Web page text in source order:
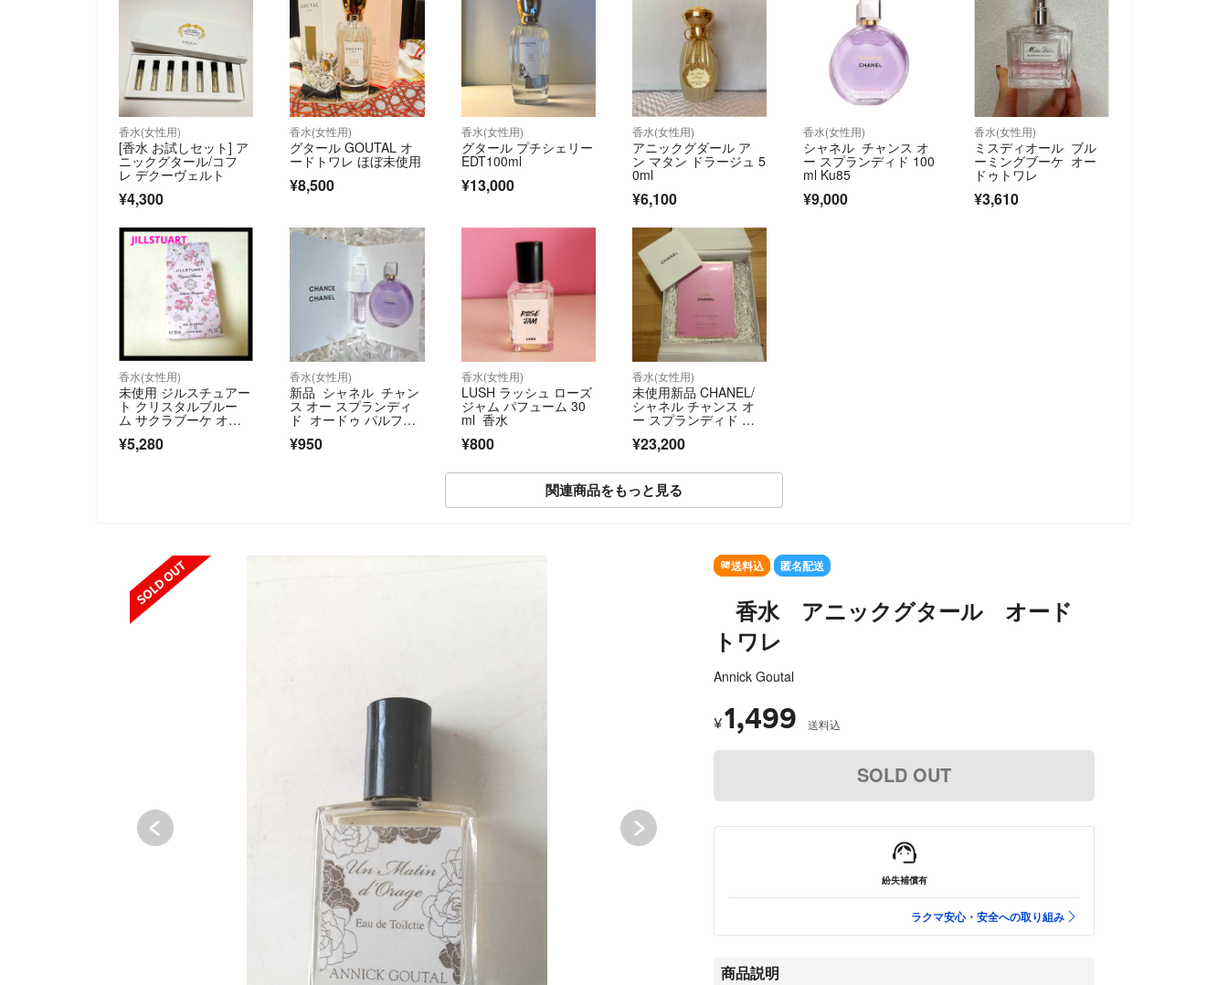
香水(女性用)
[香水 お試しセット] ア
ニックグタール/コフ
レ デクーヴェルト
¥4,300
香水(女性用)
グタール GOUTAL オ
ードトワレ ほぼ未使用
¥8,500
香水(女性用)
グタール プチシェリー
EDT100ml
¥13,000
香水(女性用)
アニックグダール ア
ン マタン ドラージュ 5
0ml
¥6,100
香水(女性用)
シャネル チャンス オ
ー スプランディド 100
ml Ku85
¥9,000
香水(女性用)
ミスディオール ブル
ーミングブーケ オー
ドゥトワレ
¥3,610
香水(女性用)
未使用 ジルスチュアー
ト クリスタルブルー
ム サクラブーケ オー
¥5,280
香水(女性用)
新品 シャネル チャン
ス オー スプランディ
ド オードゥ パルファ
¥950
香水(女性用)
LUSH ラッシュ ローズ
ジャム パフューム 30
ml 香水
¥800
香水(女性用)
未使用新品 CHANEL/
シャネル チャンス オ
ー スプランディド オ
¥23,200
関連商品をもっと見る
SOLD OUT
送料込 匿名配送
香水 アニックグタール オード
トワレ
Annick Goutal
¥1,499 送料込
SOLD OUT
紛失補償有
ラクマ安心・安全への取り組み
商品説明